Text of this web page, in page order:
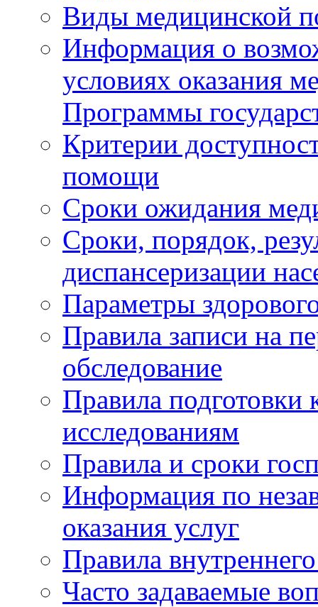
Виды медицинской
Информация о
условиях оказания
Программы
Критерии
помощи
Сроки ожидания
Сроки, порядок,
диспансеризации
Параметры
Правила записи на
обследование
Правила подготовки
исследованиям
Правила и сроки
Информация по
оказания услуг
Правила
Часто задаваемые